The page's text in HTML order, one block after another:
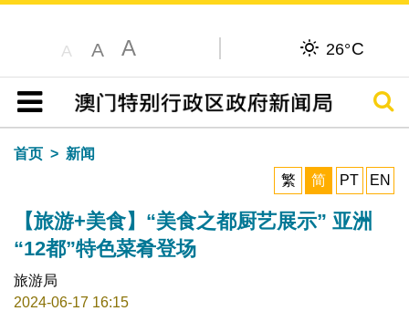
A A A 26°C
目录
搜寻
首页
新闻
繁
简 PT EN
【旅游+美食】“美食之都厨艺展示” 亚洲
“12都”特色菜肴登场
旅游局
2024-06-17 16:15